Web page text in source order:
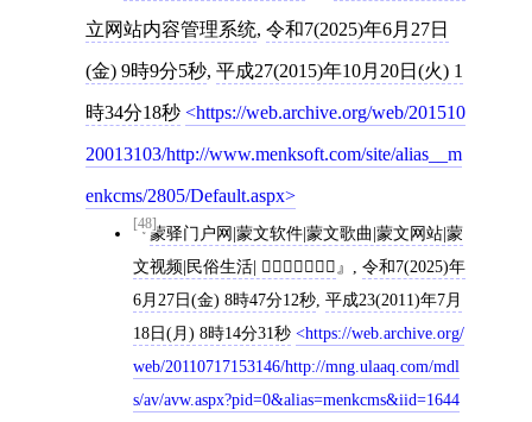
立网站内容管理系统, 令和7(2025)年6月27日
(金) 9時9分5秒, 平成27(2015)年10月20日(火) 1
時34分18秒 https://web.archive.org/web/201510
20013103/http://www.menksoft.com/site/alias__m
enkcms/2805/Default.aspx
[48]蒙驿门户网|蒙文软件|蒙文歌曲|蒙文网站|蒙
文视频|民俗生活| 
, 令和7(2025)年
6月27日(金) 8時47分12秒, 平成23(2011)年7月
18日(月) 8時14分31秒
https://web.archive.org/
web/20110717153146/http://mng.ulaaq.com/mdl
s/av/avw.aspx?pid=0&alias=menkcms&iid=1644